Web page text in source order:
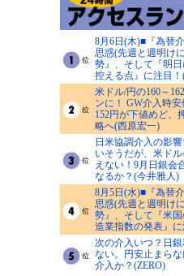
8月6日(木)■『為替
思惑(先週と週明け
勢』、そして『明
控える点』に注目
米ドル/円の160～
ンに！ GW介入時
152円が下値めど、
略へ(西原宏一)
日米協調介入の影
いそうだが、米ド
えない！9月日銀会
なるか？(今井雅人)
8月5日(水)■『為替
思惑(先週と週明け
勢』、そして『米
造業指数の発表』
次の介入いつ？日
ない。円安止まら
介入か？(ZERO)